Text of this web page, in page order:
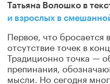
Татьяна Волошко в
и взрослых в
Первое, что бросается
отсутствие точек в
Традиционно точка —
препинания,
мысли. Но сегодня